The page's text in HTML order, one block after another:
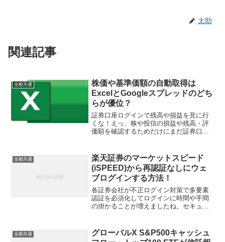
太助
関連記事
全般共通
株価や基準価額の自動取得は
ExcelとGoogleスプレッドのどち
らが優位？
証券口座ログインで残高や損益を見に行
くな！えっ、株や投信の損益や残高・評
価額を確認するためだけにまだ証券口座
ね。その為に複数の証券口座に資金を分
散させたくないとか論外で...
全般共通
楽天証券のマーケットスピード
(iSPEED)から再認証なしにウェ
ブログインする方法！
各証券会社が不正ログイン対策で多要素
認証を必須化してログインに時間や手間
の掛かることが増えましたね。セキュリ
う少しなんとかならないのかと思うこと
も多々。私の場合は特に面...
全般共通
グローバルX S&P500キャッシュ